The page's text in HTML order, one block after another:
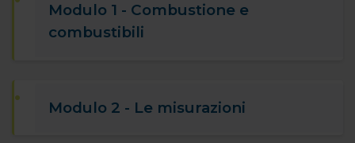
Modulo 1 - Combustione e
combustibili
Modulo 2 - Le misurazioni